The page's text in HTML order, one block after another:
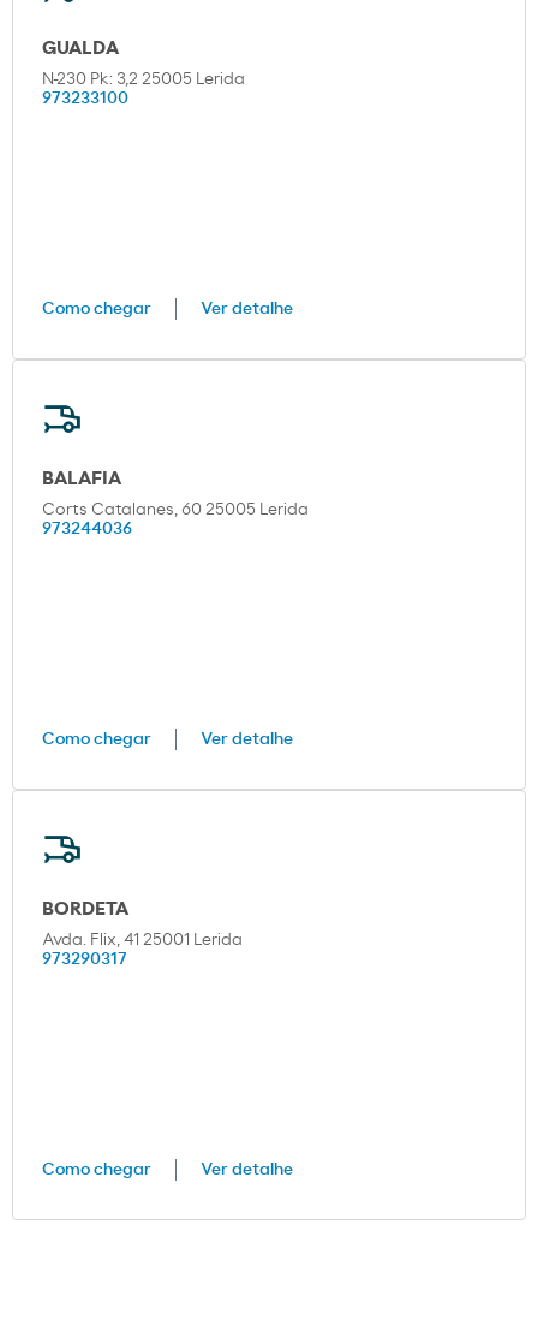
GUALDA
N-230 Pk: 3,2 25005 Lerida
973233100
Como chegar Ver detalhe
BALAFIA
Corts Catalanes, 60 25005 Lerida
973244036
Como chegar Ver detalhe
BORDETA
Avda. Flix, 41 25001 Lerida
973290317
Como chegar Ver detalhe